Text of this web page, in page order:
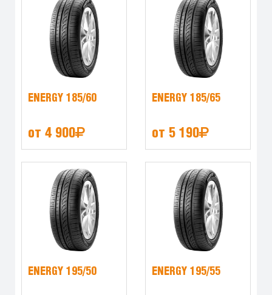
ENERGY 185/60
от 4 900
ENERGY 185/65
от 5 190
ENERGY 195/50 ENERGY 195/55